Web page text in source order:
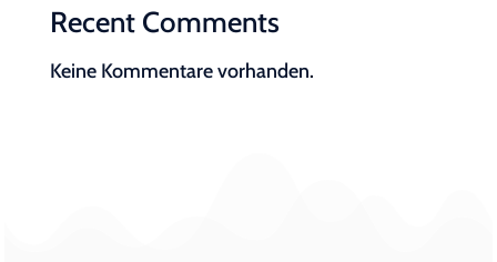
Recent Comments
Keine Kommentare vorhanden.